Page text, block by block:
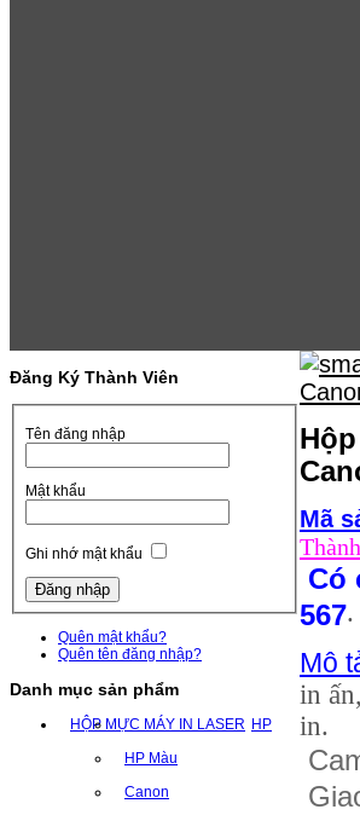
Đăng Ký Thành Viên
Tên đăng nhập
Mật khẩu
Ghi nhớ mật khẩu
Quên mật khẩu?
Quên tên đăng nhập?
Danh mục sản phẩm
HỘP MỰC MÁY IN LASER HP
HP Màu
Canon
Mã
Có
567.
Mô
in ấn,
in.